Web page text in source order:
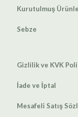
Kurutulmuş
Sebze
Gizlilik ve KVK
İade ve İptal
Mesafeli Satış